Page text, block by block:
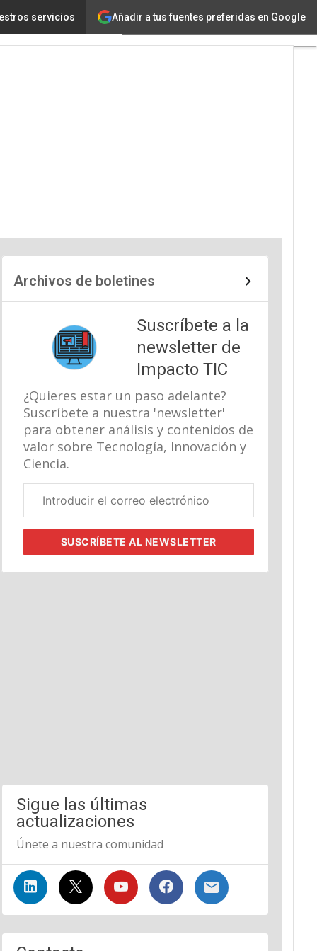
Añadir a tus fuentes preferidas en Google
servicios
Archivos de boletines
Suscríbete a la
newsletter de
Impacto TIC
¿Quieres estar un paso adelante?
Suscríbete a nuestra 'newsletter'
para obtener análisis y contenidos de
valor sobre Tecnología, Innovación y
Ciencia.
electrónico
SUSCRÍBETEAL NEWSLETTER
Sigue las últimas
actualizaciones
Únete a nuestra comunidad